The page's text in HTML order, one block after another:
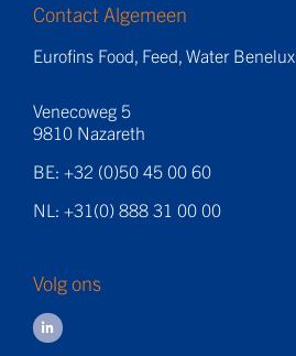
Contact Algemeen
Eurofins Food, Feed, Water Benelux
Venecoweg 5
9810 Nazareth
BE: +32 (0)50 45 00 60
NL: +31(0) 888 31 00 00
Volg ons